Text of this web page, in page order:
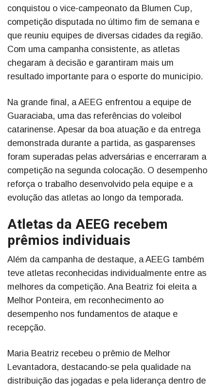
conquistou o vice-campeonato da Blumen Cup,
competição disputada no último fim de semana e
que reuniu equipes de diversas cidades da região.
Com uma campanha consistente, as atletas
chegaram à decisão e garantiram mais um
resultado importante para o esporte do município.
Na grande final, a AEEG enfrentou a equipe de
Guaraciaba, uma das referências do voleibol
catarinense. Apesar da boa atuação e da entrega
demonstrada durante a partida, as gasparenses
foram superadas pelas adversárias e encerraram a
competição na segunda colocação. O desempenho
reforça o trabalho desenvolvido pela equipe e a
evolução das atletas ao longo da temporada.
Atletas da AEEG recebem
prêmios individuais
Além da campanha de destaque, a AEEG também
teve atletas reconhecidas individualmente entre as
melhores da competição. Ana Beatriz foi eleita a
Melhor Ponteira, em reconhecimento ao
desempenho nos fundamentos de ataque e
recepção.
Maria Beatriz recebeu o prêmio de Melhor
Levantadora, destacando-se pela qualidade na
distribuição das jogadas e pela liderança dentro de